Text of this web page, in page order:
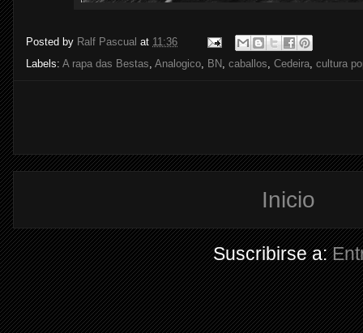
Posted by Ralf Pascual at 11:36
Labels: A rapa das Bestas Analogico BN caballos Cedeira cultura
Inicio
Suscribirse a: